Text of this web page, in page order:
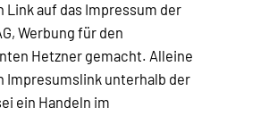
Link auf das Impressum der
Werbung für den
Hetzner gemacht. Alleine
Impresumslink unterhalb der
ein Handeln im